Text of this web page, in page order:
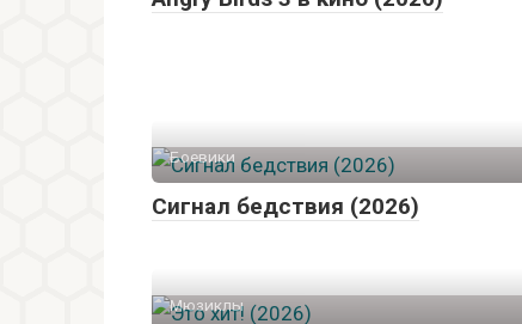
Боевики
Сигнал бедствия (2026)
Мюзиклы